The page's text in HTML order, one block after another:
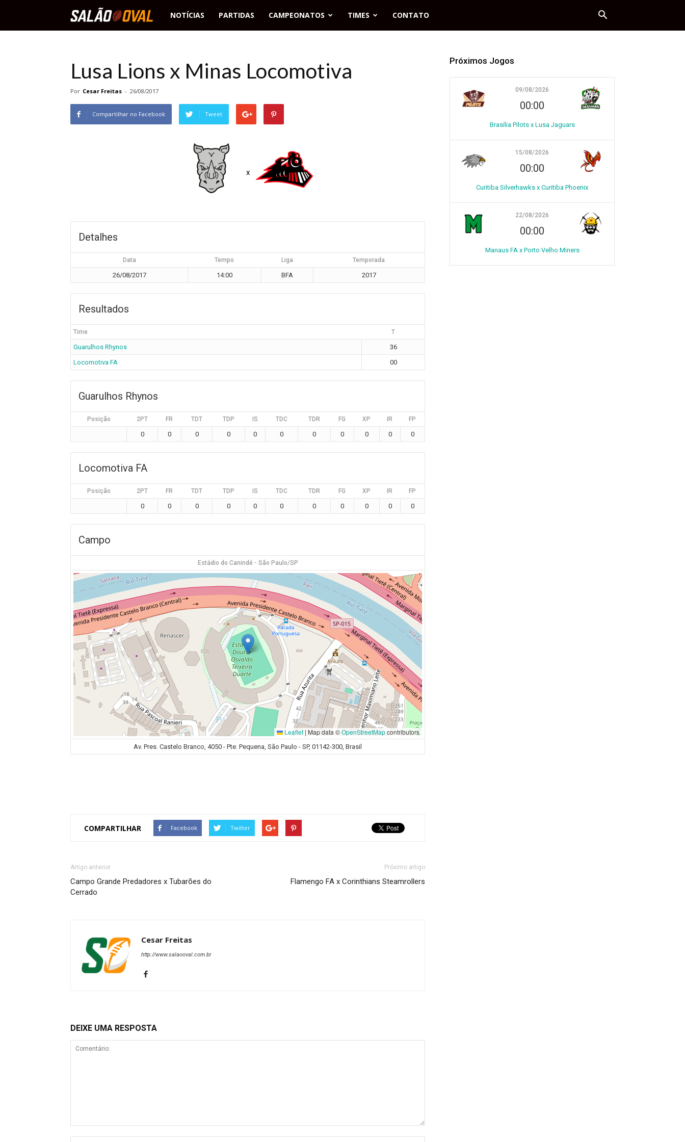
Salão
NOTÍCIAS PARTIDAS CAMPEONATOS TIMES CONTATO
Lusa Lions x Minas Locomotiva
Por Cesar Freitas - 26/08/2017
Compartilhar no Facebook Tweet
x
Detalhes
Data Tempo Liga Temporada
26/08/2017 14:00 BFA 2017
Resultados
Time T
Guarulhos Rhynos
36
Locomotiva FA
00
Guarulhos Rhynos
Posição 2PT FR TDT TDP IS TDC TDR FG XP IR FP
0 0 0 0 0 0 0 0 0 0 0
Locomotiva FA
Posição 2PT FR TDT TDP IS TDC TDR FG XP IR FP
0 0 0 0 0 0 0 0 0 0 0
Campo
Estádio do Canindé - São Paulo/SP
Leaflet | Map data ©OpenStreetMapcontributors
Av. Pres. Castelo Branco, 4050 - Pte. Pequena, São Paulo - SP, 01142-300, Brasil
COMPARTILHAR Facebook Twitter
Artigo anterior
Campo Grande Predadores x Tubarões do
Cerrado
Próximo artigo
Flamengo FA x Corinthians Steamrollers
Cesar Freitas
http://www.salaooval.com.br
DEIXE UMA RESPOSTA
Próximos Jogos
09/08/2026
00:00
Brasília Pilots x Lusa Jaguars
15/08/2026
00:00
Curitiba Silverhawks x Curitiba Phoenix
22/08/2026
00:00
Manaus FA x Porto Velho Miners